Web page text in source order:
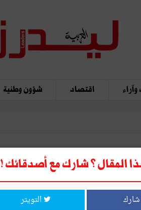
اقتصاد شؤون وطنية
المقال ؟ شارك مع أصدقائك !
التويتر